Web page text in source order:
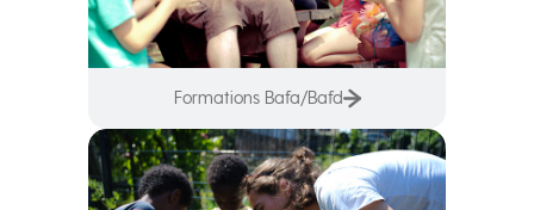
Formations Bafa/Bafd